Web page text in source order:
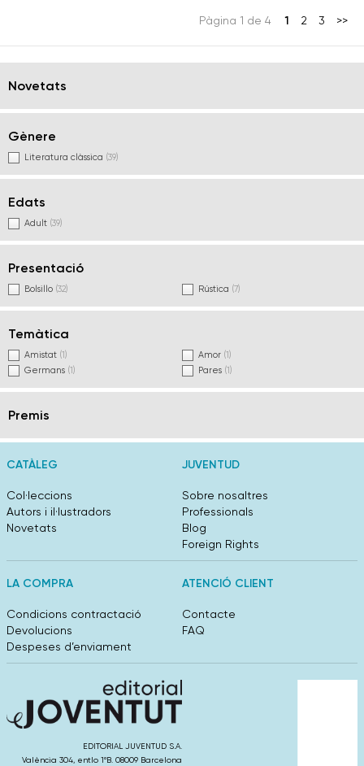
Novetats
Gènere
Literatura clàssica (39)
Edats
Adult (39)
Presentació
Bolsillo (32) Rústica (7)
Temàtica
Amistat (1) Amor (1)
Germans (1) Pares (1)
Premis
Pàgina 1 de 4 1 2 3 >>
CATÀLEG
Col·leccions
Autors i il·lustradors
Novetats
JUVENTUD
Sobre nosaltres
Professionals
Blog
Foreign Rights
LA COMPRA
Condicions contractació
Devolucions
Despeses d’enviament
ATENCIÓ CLIENT
Contacte
FAQ
EDITORIAL JUVENTUD S.A.
València 304, entlo 1ºB. 08009 Barcelona